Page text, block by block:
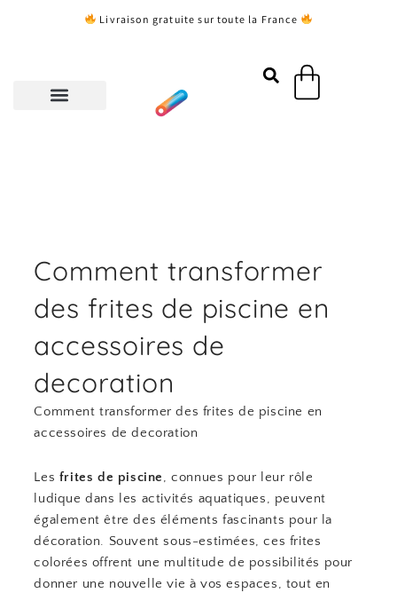
Livraison gratuite sur toute la France
Panier
Comment transformer
des frites de piscine en
accessoires de
decoration
Comment transformer des frites de piscine en
accessoires de decoration
Les frites de piscine, connues pour leur rôle
ludique dans les activités aquatiques, peuvent
également être des éléments fascinants pour la
décoration. Souvent sous-estimées, ces frites
colorées offrent une multitude de possibilités pour
donner une nouvelle vie à vos espaces, tout en